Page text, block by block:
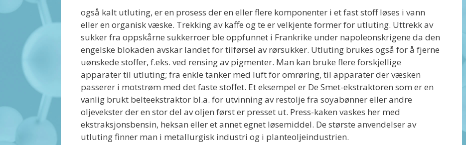
også kalt utluting, er en prosess der en eller flere komponenter i et fast stoff løses i vann
eller en organisk væske. Trekking av kaffe og te er velkjente former for utluting. Uttrekk av
sukker fra oppskårne sukkerroer ble oppfunnet i Frankrike under napoleonskrigene da den
engelske blokaden avskar landet for tilførsel av rørsukker. Utluting brukes også for å fjerne
uønskede stoffer, f.eks. ved rensing av pigmenter. Man kan bruke flere forskjellige
apparater til utluting; fra enkle tanker med luft for omrøring, til apparater der væsken
passerer i motstrøm med det faste stoffet. Et eksempel er De Smet-ekstraktoren som er en
vanlig brukt belteekstraktor bl.a. for utvinning av restolje fra soyabønner eller andre
oljevekster der en stor del av oljen først er presset ut. Press-kaken vaskes her med
ekstraksjonsbensin, heksan eller et annet egnet løsemiddel. De største anvendelser av
utluting finner man i metallurgisk industri og i planteoljeindustrien.